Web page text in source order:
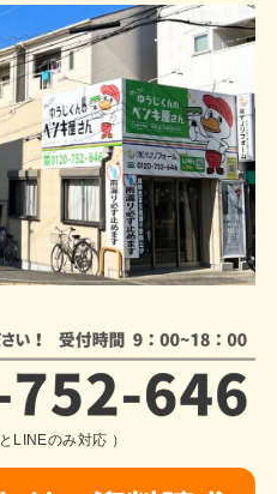
LINEのみ対応 ）